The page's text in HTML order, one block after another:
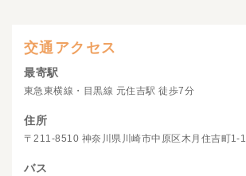
交通アクセス
最寄駅
東急東横線・目黒線 元住吉駅 徒歩7分
住所
〒211-8510 神奈川県川崎市中原区木月住吉町1-1
バス